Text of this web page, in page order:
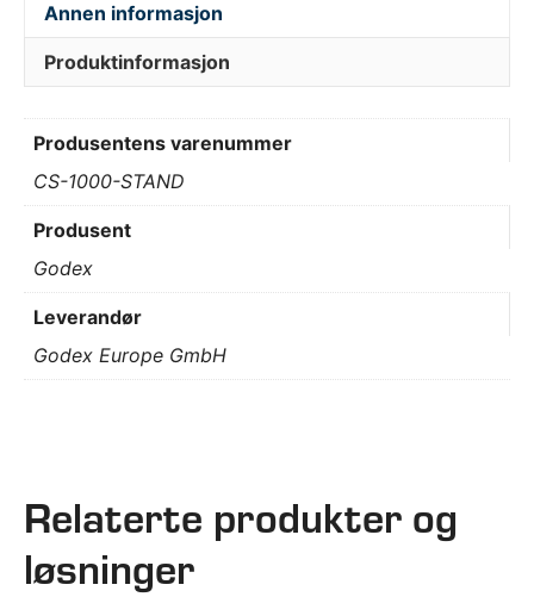
Annen informasjon
Produktinformasjon
Produsentens varenummer
CS-1000-STAND
Produsent
Godex
Leverandør
Godex Europe GmbH
Relaterte produkter og
løsninger